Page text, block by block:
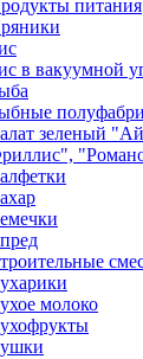
питания
в вакуумной
зеленый
молоко